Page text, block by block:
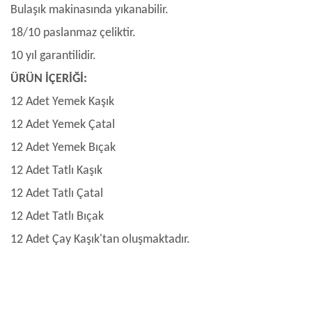
Bulaşık makinasında yıkanabilir.
18/10 paslanmaz çeliktir.
10 yıl garantilidir.
ÜRÜN İÇERİĞİ:
12 Adet Yemek Kaşık
12 Adet Yemek Çatal
12 Adet Yemek Bıçak
12 Adet Tatlı Kaşık
12 Adet Tatlı Çatal
12 Adet Tatlı Bıçak
12 Adet Çay Kaşık'tan oluşmaktadır.